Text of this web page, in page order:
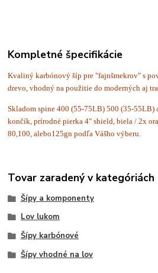
Kompletné špecifikácie
Kvaliný karbónový šíp pre "fajnšmekrov" s
drevo, vhodný na použitie do moderných aj
Skladom spine 400 (55-75LB) 500 (35-55LB)
končík, prírodné pierka 4" shield, biela / 2x
80,100, alebo125gn podľa Vášho výberu.
Tovar zaradený v kategóriách
Šípy a komponenty
Lov lukom
Šípy karbónové
Šípy vhodné na lov